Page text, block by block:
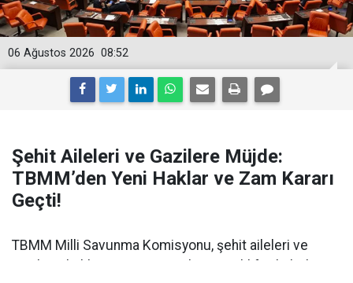
08:52
06 Ağustos 2026
Şehit Aileleri ve Gazilere Müjde:
TBMM’den Yeni Haklar ve Zam Kararı
Geçti!
TBMM Milli Savunma Komisyonu, şehit aileleri ve